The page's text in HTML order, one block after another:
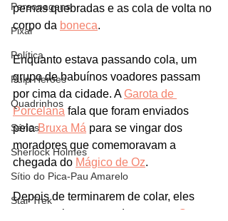
Personagens
Pixar
Política
Pulp Heroes
Quadrinhos
Séries
Sherlock Holmes
Sítio do Pica-Pau Amarelo
Star Trek
pernas quebradas e as cola de volta no
corpo da boneca.
Enquanto estava passando cola, um
grupo de babuínos voadores passam
por cima da cidade. A Garota de
Porcelana fala que foram enviados
pela Bruxa Má para se vingar dos
moradores que comemoravam a
chegada do Mágico de Oz.
Depois de terminarem de colar, eles
seguem viagem e pedem para a
Garota